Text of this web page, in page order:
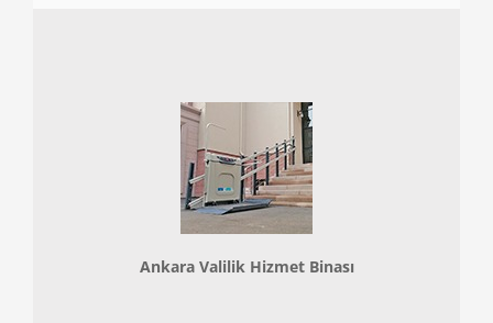
Ankara Valilik Hizmet Binası